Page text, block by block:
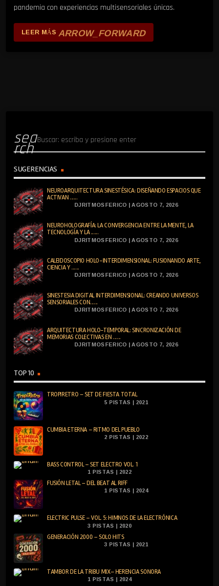
pandemia con experiencias multisensoriales únicas.
LEER MÁS ARROW_FORWARD
sea
rch
SUGERENCIAS
NEUROARQUITECTURA SINESTÉSICA: DISEÑANDO ESPACIOS QUE
ACTIVAN ......
DJRITMOSFERICO | AGOSTO 7, 2026
NEUROHOLOGRAFÍA: LA CONVERGENCIA ENTRE LA MENTE, LA
TECNOLOGÍA Y LA ......
DJRITMOSFERICO | AGOSTO 7, 2026
CALEIDOSCOPIO HOLO-INTERDIMENSIONAL: FUSIONANDO ARTE,
CIENCIA Y ......
DJRITMOSFERICO | AGOSTO 7, 2026
SINESTESIA DIGITAL INTERDIMENSIONAL: CREANDO UNIVERSOS
SENSORIALES CON......
DJRITMOSFERICO | AGOSTO 7, 2026
ARQUITECTURA HOLO-TEMPORAL: SINCRONIZACIÓN DE
MEMORIAS COLECTIVAS EN ......
DJRITMOSFERICO | AGOSTO 7, 2026
TOP 10
TROPIRETRO – SET DE FIESTA TOTAL
5 PISTAS | 2021
CUMBIA ETERNA – RITMO DEL PUEBLO
2 PISTAS | 2022
BASS CONTROL – SET ELECTRO VOL. 1
1 PISTAS | 2022
FUSIÓN LETAL – DEL BEAT AL RIFF
1 PISTAS | 2024
ELECTRIC PULSE – VOL. 5: HIMNOS DE LA ELECTRÓNICA
3 PISTAS | 2020
GENERACIÓN 2000 – SOLO HITS
3 PISTAS | 2021
TAMBOR DE LA TRIBU MIX– HERENCIA SONORA
1 PISTAS | 2024